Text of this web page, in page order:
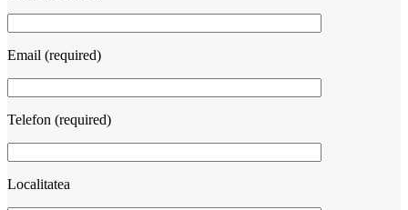
Email (required)
Telefon (required)
Localitatea